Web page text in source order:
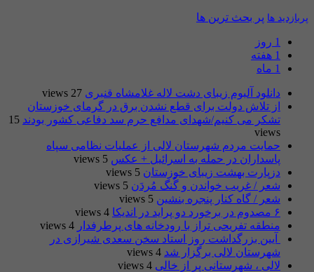
پربازدید ها پر بحث ترین ها
1 روز
1 هفته
1 ماه
دانلود آلبوم زیبای دشت لاله غلامشاه قنبری 27 views
از تلاش دولت برای قطع نشدن برق در گرمای خوزستان
تشکر می کنیم/شهدای مدافع حرم سد دفاعی کشور بودند 15
views
حمایت مردم شهرستان لالی از عملیات نظامی سپاه
پاسداران در حمله به اسرائیل + عکس 5 views
دزپارت بهشت زیبای خوزستان 5 views
شعر / غریب خواندن و گُنگ مُردَن 5 views
شعر / گاه کنار پنجره بنشین 5 views
۶ مصدوم در برخورد دو پراید در اندیکا
4 views
منطقه تفریحی تراز با رودخانه های پرطرفدار 4 views
​ آیین بزرگداشت روز استاد سخن سعدی شیرازی در
شهرستان لالی برگزار شد 4 views
لالی ، شهرستانی پر از خالی 4 views